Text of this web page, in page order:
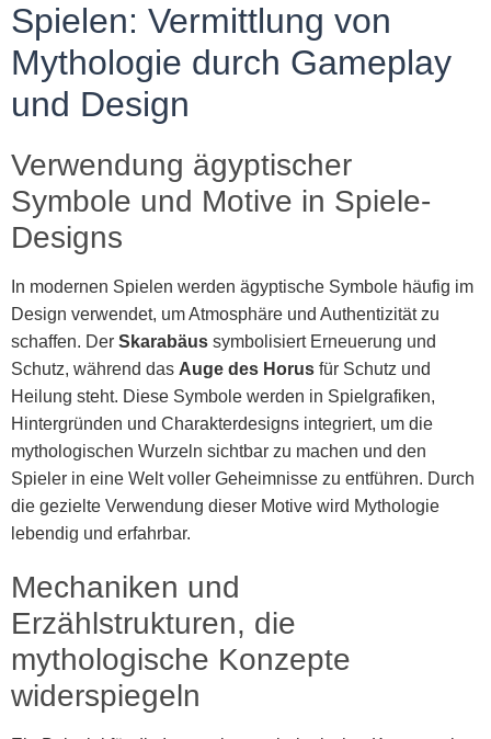
Spielen: Vermittlung von
Mythologie durch Gameplay
und Design
Verwendung ägyptischer
Symbole und Motive in Spiele-
Designs
In modernen Spielen werden ägyptische Symbole häufig im
Design verwendet, um Atmosphäre und Authentizität zu
schaffen. Der Skarabäus symbolisiert Erneuerung und
Schutz, während das Auge des Horus für Schutz und
Heilung steht. Diese Symbole werden in Spielgrafiken,
Hintergründen und Charakterdesigns integriert, um die
mythologischen Wurzeln sichtbar zu machen und den
Spieler in eine Welt voller Geheimnisse zu entführen. Durch
die gezielte Verwendung dieser Motive wird Mythologie
lebendig und erfahrbar.
Mechaniken und
Erzählstrukturen, die
mythologische Konzepte
widerspiegeln